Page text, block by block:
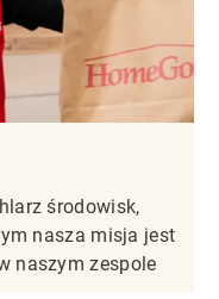
środowisk,
nasza misja jest
naszym zespole